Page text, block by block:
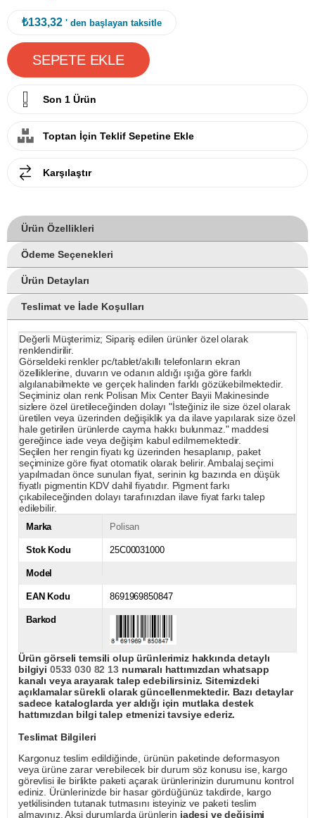
₺133,32 ' den başlayan taksitle
Son 1 Ürün
Toptan İçin Teklif Sepetine Ekle
Karşılaştır
Ürün Özellikleri
Ödeme Seçenekleri
Ürün Detayları
Teslimat ve İade Koşulları
Değerli Müşterimiz; Sipariş edilen ürünler özel olarak
renklendirilir.
Görseldeki renkler pc/tablet/akıllı telefonların ekran
özelliklerine, duvarın ve odanın aldığı ışığa göre farklı
algılanabilmekte ve gerçek halinden farklı gözükebilmektedir.
Seçiminiz olan renk Polisan Mix Center Bayii Makinesinde
sizlere özel üretileceğinden dolayı "İsteğiniz ile size özel olarak
üretilen veya üzerinden değişiklik ya da ilave yapılarak size özel
hale getirilen ürünlerde cayma hakkı bulunmaz." maddesi
gereğince iade veya değişim kabul edilmemektedir.
Seçilen her rengin fiyatı kg üzerinden hesaplanıp, paket
seçiminize göre fiyat otomatik olarak belirir. Ambalaj seçimi
yapılmadan önce sunulan fiyat, serinin kg bazında en düşük
fiyatlı pigmentin KDV dahil fiyatıdır. Pigment farkı
çıkabileceğinden dolayı tarafınızdan ilave fiyat farkı talep
edilebilir.
Marka Polisan
Stok Kodu 25C00031000
Model
EAN Kodu 8691969850847
Barkod
Ürün görseli temsili olup ürünlerimiz hakkında detaylı
bilgiyi 0533 030 82 13numaralı hattımızdan whatsapp
kanalı veya arayarak talep edebilirsiniz. Sitemizdeki
açıklamalar sürekli olarak güncellenmektedir. Bazı detaylar
sadece kataloglarda yer aldığı için mutlaka destek
hattımızdan bilgi talep etmenizi tavsiye ederiz.
Teslimat Bilgileri
Kargonuz teslim edildiğinde, ürünün paketinde deformasyon
veya ürüne zarar verebilecek bir durum söz konusu ise, kargo
görevlisi ile birlikte paketi açarak ürünlerinizin durumunu kontrol
ediniz. Ürünlerinizde bir hasar gördüğünüz takdirde, kargo
yetkilisinden tutanak tutmasını isteyiniz ve paketi teslim
almayınız. Aksi durumlarda ürünlerin iadesi ve değişimi